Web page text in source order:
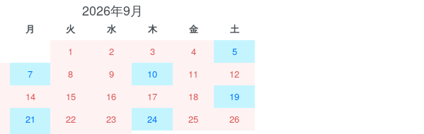
2026年9月
月 火 水 木 金
土
1
2 3 4
5
7 8 9 10 11
12
14 15 16 17 18
19
21 22 23 24 25
26